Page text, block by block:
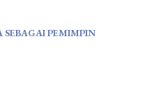
SEBAGAI PEMIMPIN